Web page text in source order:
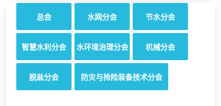
总会 水网分会 节水分会
智慧水利分会 水环境治理分会 机械分会
脱盐分会 防灾与抢险装备技术分会